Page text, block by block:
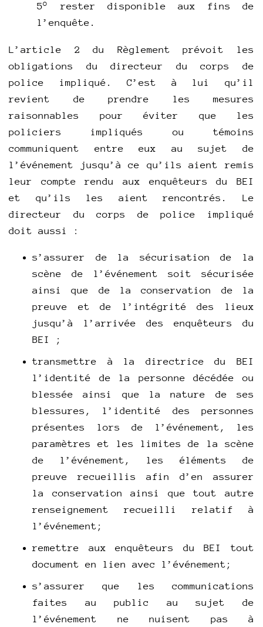
5° rester disponible aux fins de
l’enquête.
L’article 2 du Règlement prévoit les
obligations du directeur du corps de
police impliqué. C’est à lui qu’il
revient de prendre les mesures
raisonnables pour éviter que les
policiers impliqués ou témoins
communiquent entre eux au sujet de
l’événement jusqu’à ce qu’ils aient remis
leur compte rendu aux enquêteurs du BEI
et qu’ils les aient rencontrés. Le
directeur du corps de police impliqué
doit aussi :
s’assurer de la sécurisation de la
scène de l’événement soit sécurisée
ainsi que de la conservation de la
preuve et de l’intégrité des lieux
jusqu’à l’arrivée des enquêteurs du
BEI ;
transmettre à la directrice du BEI
l’identité de la personne décédée ou
blessée ainsi que la nature de ses
blessures, l’identité des personnes
présentes lors de l’événement, les
paramètres et les limites de la scène
de l’événement, les éléments de
preuve recueillis afin d’en assurer
la conservation ainsi que tout autre
renseignement recueilli relatif à
l’événement;
remettre aux enquêteurs du BEI tout
document en lien avec l’événement;
s’assurer que les communications
faites au public au sujet de
l’événement ne nuisent pas à